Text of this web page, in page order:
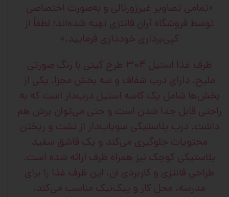
«تمامی تصاویر غیرژورنالی و به‌صورت اختصاصی
توسط فروشگاه آران فانتزی تهیه شده‌اند؛ لطفاً از
کپی‌برداری خودداری فرمایید.»
ظرف غذا استیل ۳۰۴ طرح کیتی با رنگ صورتی
ملیح، دارای درب شفاف و سه بخش مجزا. یکی از
بخش‌ها شامل یک کاسه استیل درب‌دار است که به
راحتی قابل جدا شدن است و حتی می‌توان برش هم
داشت. درب پلاستیکی سوپاپ‌دار از نشت و ریختن
محتویات جلوگیری می‌کند و یک قاشق سفید
پلاستیکی کوچک نیز همراه ظرف ارائه شده است.
طراحی فانتزی و کاربردی آن، این ظرف غذا را برای
مدرسه، محل کار و پیک‌نیک مناسب می‌کند.